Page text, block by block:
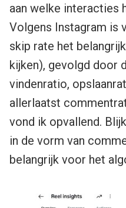
aan welke interacties
Volgens Instagram is
skip rate het
kijken), gevolgd door
vindenratio,
allerlaatst
vond ik opvallend.
in de vorm van
belangrijk voor het